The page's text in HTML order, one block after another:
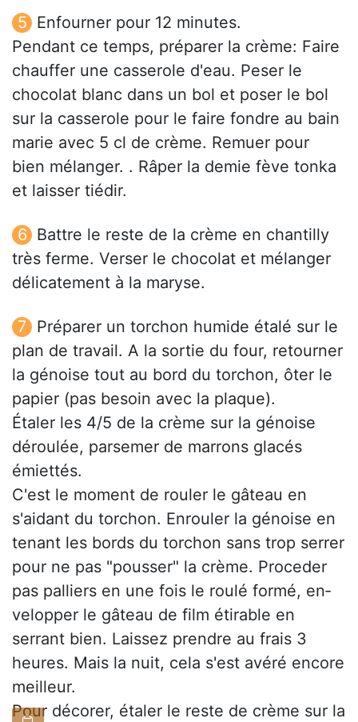
Enfourner pour 12 minutes.
Pendant ce temps, préparer la crème: Faire
chauffer une casserole d'eau. Peser le
chocolat blanc dans un bol et poser le bol
sur la casserole pour le faire fondre au bain
marie avec 5 cl de crème. Remuer pour
bien mélanger. . Râper la demie fève tonka
et laisser tiédir.
Battre le reste de la crème en chantilly
très ferme. Verser le chocolat et mélanger
délicatement à la maryse.
Préparer un torchon humide étalé sur le
plan de travail. A la sortie du four, retourner
la génoise tout au bord du torchon, ôter le
papier (pas besoin avec la plaque).
Étaler les 4/5 de la crème sur la génoise
déroulée, parsemer de marrons glacés
émiettés.
C'est le moment de rouler le gâteau en
s'aidant du torchon. Enrouler la génoise en
tenant les bords du torchon sans trop serrer
pour ne pas "pousser" la crème. Proceder
pas palliers en une fois le roulé formé, en­
velopper le gâteau de film étirable en
serrant bien. Laissez prendre au frais 3
heures. Mais la nuit, cela s'est avéré encore
meilleur.
Pour décorer, étaler le reste de crème sur la